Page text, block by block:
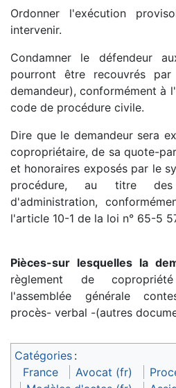
Ordonner l'exécution
intervenir.
Condamner le défendeur
pourront être recouvrés
demandeur), conformément à
code de procédure civile.
Dire que le demandeur sera
copropriétaire, de sa quote-
et honoraires exposés par le
procédure, au titre des
d'administration,
l'article 10-1 de la loi n° 65-5
Pièces-sur lesquelles la
règlement de
l'assemblée générale
procès- verbal -(autres
Catégories :
France
Avocat (fr)